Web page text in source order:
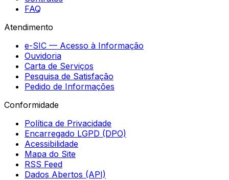
FAQ
Atendimento
e-SIC — Acesso à Informação
Ouvidoria
Carta de Serviços
Pesquisa de Satisfação
Pedido de Informações
Conformidade
Política de Privacidade
Encarregado LGPD (DPO)
Acessibilidade
Mapa do Site
RSS Feed
Dados Abertos (API)